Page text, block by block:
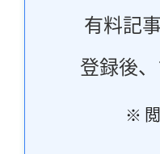
有料記
登録後
※